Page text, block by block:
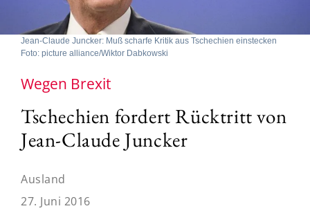
Jean-Claude Juncker: Muß scharfe Kritik aus Tschechien einstecken
Foto: picture alliance/Wiktor Dabkowski
Wegen Brexit
Tschechien fordert Rücktritt von
Jean-Claude Juncker
Ausland
27. Juni 2016